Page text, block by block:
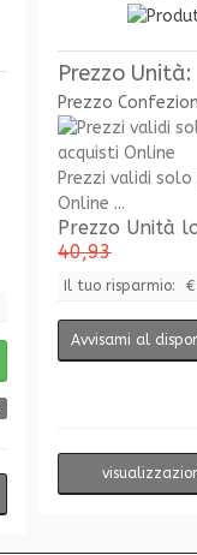
Prezzo Unità:
Prezzo
Prezzi validi
Online ...
Prezzo Unità
40,93
Il tuo risparmio:
Avvisami al